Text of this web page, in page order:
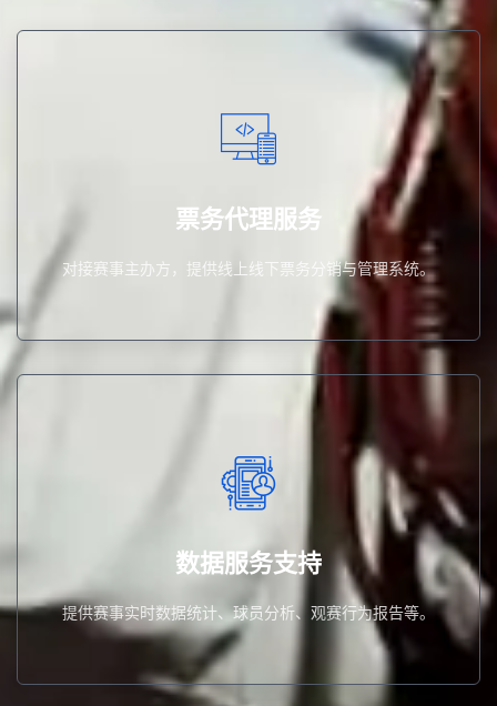
票务代理服务
对接赛事主办方，提供线上线下票务分销与管理系统。
对接赛事主办方，提供线上线下票务分销与管理系统。
数据服务支持
提供赛事实时数据统计、球员分析、观赛行为报告等。
数据服务支持
提供赛事实时数据统计、球员分析、观赛行为报告等。